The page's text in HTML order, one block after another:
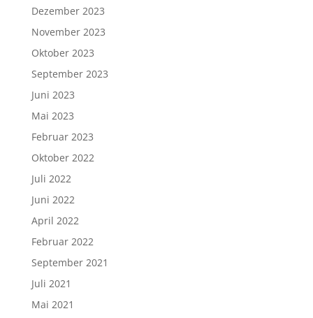
Dezember 2023
November 2023
Oktober 2023
September 2023
Juni 2023
Mai 2023
Februar 2023
Oktober 2022
Juli 2022
Juni 2022
April 2022
Februar 2022
September 2021
Juli 2021
Mai 2021